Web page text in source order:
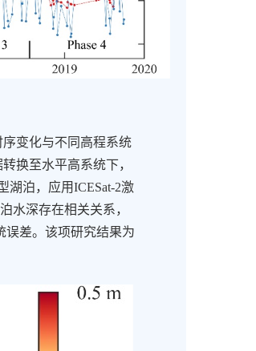
变化与不同高程系统
换至水平高系统下，
湖泊，应用ICESat-2激
水深存在相关关系，
误差。该项研究结果为